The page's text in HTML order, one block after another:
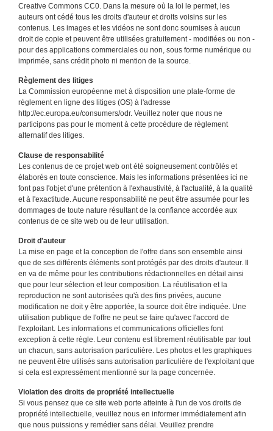
Creative Commons CC0. Dans la mesure où la loi le permet, les
auteurs ont cédé tous les droits d'auteur et droits voisins sur les
contenus. Les images et les vidéos ne sont donc soumises à aucun
droit de copie et peuvent être utilisées gratuitement - modifiées ou non -
pour des applications commerciales ou non, sous forme numérique ou
imprimée, sans crédit photo ni mention de la source.
Règlement des litiges
La Commission européenne met à disposition une plate-forme de
règlement en ligne des litiges (OS) à l'adresse
http://ec.europa.eu/consumers/odr. Veuillez noter que nous ne
participons pas pour le moment à cette procédure de règlement
alternatif des litiges.
Clause de responsabilité
Les contenus de ce projet web ont été soigneusement contrôlés et
élaborés en toute conscience. Mais les informations présentées ici ne
font pas l'objet d'une prétention à l'exhaustivité, à l'actualité, à la qualité
et à l'exactitude. Aucune responsabilité ne peut être assumée pour les
dommages de toute nature résultant de la confiance accordée aux
contenus de ce site web ou de leur utilisation.
Droit d'auteur
La mise en page et la conception de l'offre dans son ensemble ainsi
que de ses différents éléments sont protégés par des droits d'auteur. Il
en va de même pour les contributions rédactionnelles en détail ainsi
que pour leur sélection et leur composition. La réutilisation et la
reproduction ne sont autorisées qu'à des fins privées, aucune
modification ne doit y être apportée, la source doit être indiquée. Une
utilisation publique de l'offre ne peut se faire qu'avec l'accord de
l'exploitant. Les informations et communications officielles font
exception à cette règle. Leur contenu est librement réutilisable par tout
un chacun, sans autorisation particulière. Les photos et les graphiques
ne peuvent être utilisés sans autorisation particulière de l'exploitant que
si cela est expressément mentionné sur la page concernée.
Violation des droits de propriété intellectuelle
Si vous pensez que ce site web porte atteinte à l'un de vos droits de
propriété intellectuelle, veuillez nous en informer immédiatement afin
que nous puissions y remédier sans délai. Veuillez prendre